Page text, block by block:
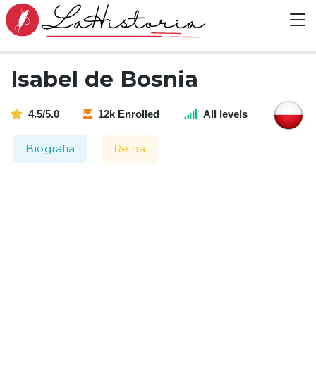
Isabel de Bosnia
4.5/5.0 12k Enrolled All levels
Biografia Reina